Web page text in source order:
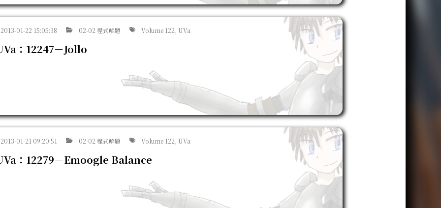
2013-01-22 15:05:38 02-02 程式解題 Volume 122, UVa
：12247－Jollo
2013-01-21 09:20:51 02-02 程式解題 Volume 122, UVa
：12279－Emoogle Balance